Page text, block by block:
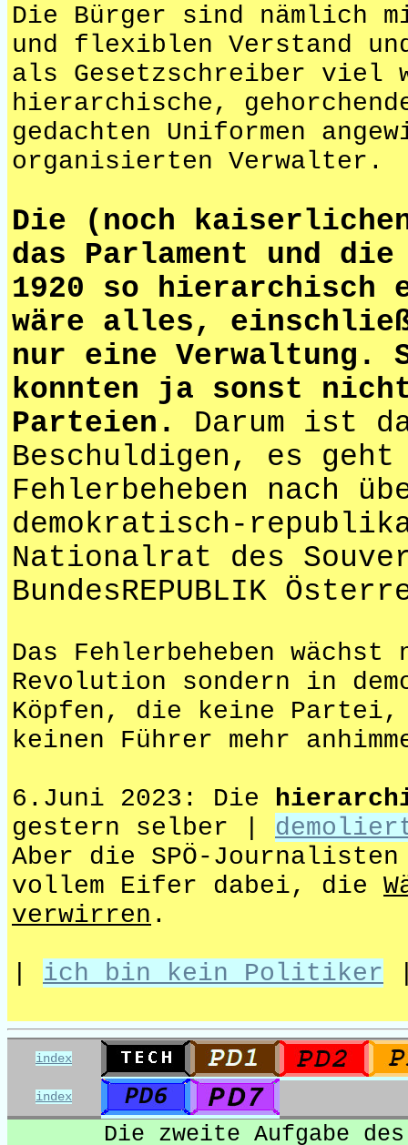
Die Bürger sind nämlich
und flexiblen Verstand
als Gesetzschreiber viel
hierarchische,
gedachten Uniformen
organisierten Verwalter.
Die (noch
das Parlament und die
1920 so
wäre alles,
nur eine Verwaltung.
konnten ja sonst
Parteien.
Darum ist
Beschuldigen, es geht
Fehlerbeheben nach
demokratisch-
Nationalrat des
BundesREPUBLIK
Das Fehlerbeheben
Revolution sondern in
Köpfen, die keine Partei,
keinen Führer mehr
6.Juni 2023: Die
gestern selber |
Aber die SPÖ-
vollem Eifer dabei, die
verwirren .
ich bin kein Politiker
index
index
Die zweite Aufgabe